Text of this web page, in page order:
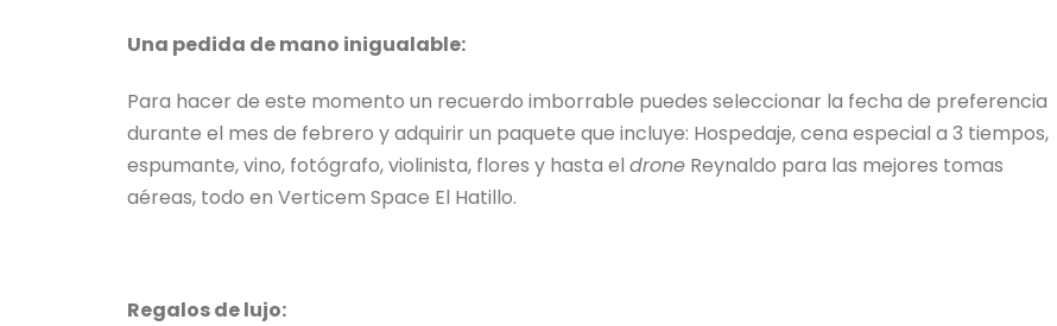
Una pedida de mano inigualable:
Para hacer de este momento un recuerdo imborrable puedes seleccionar la fecha de preferencia
durante el mes de febrero y adquirir un paquete que incluye: Hospedaje, cena especial a 3 tiempos,
espumante, vino, fotógrafo, violinista, flores y hasta el drone Reynaldo para las mejores tomas
aéreas, todo en Verticem Space El Hatillo.
Regalos de lujo: